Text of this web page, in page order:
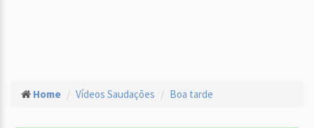
Home Vídeos Saudações Boa tarde